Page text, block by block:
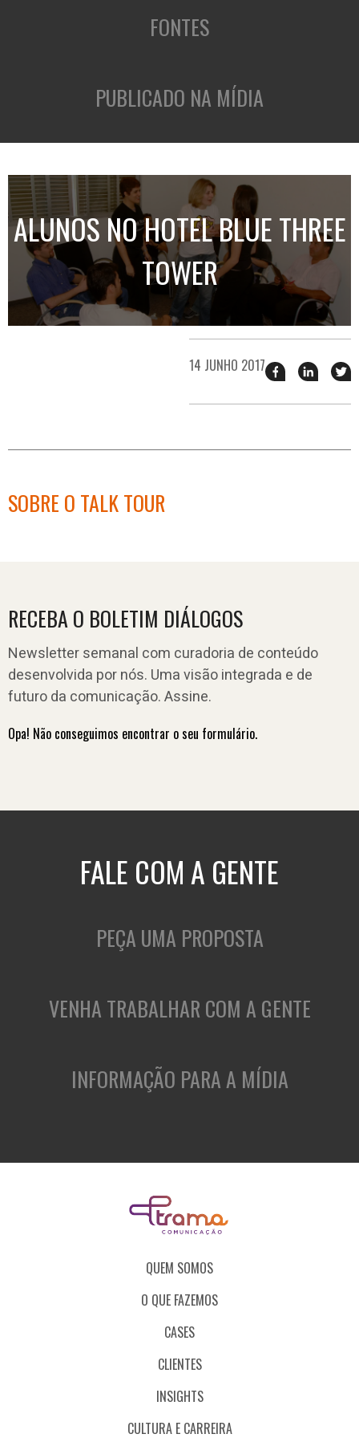
FONTES
PUBLICADO NA MÍDIA
ALUNOS NO HOTEL BLUE THREE
TOWER
14 JUNHO 2017 Compartilhar
esse
no
esse
no
SOBRE O TALK TOUR
RECEBA O BOLETIM DIÁLOGOS
Newsletter semanal com curadoria de conteúdo
desenvolvida por nós. Uma visão integrada e de
futuro da comunicação. Assine.
Opa! Não conseguimos encontrar o seu formulário.
FALE COM A GENTE
PEÇA UMA PROPOSTA
VENHA TRABALHAR COM A GENTE
INFORMAÇÃO PARA A MÍDIA
QUEM SOMOS
O QUE FAZEMOS
CASES
CLIENTES
INSIGHTS
CULTURA E CARREIRA